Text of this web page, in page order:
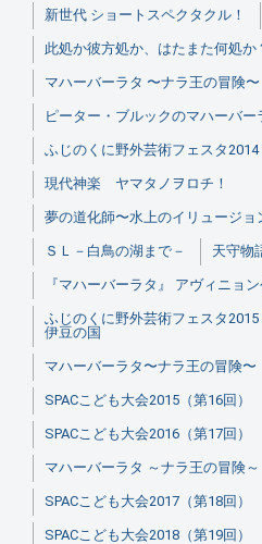
新世代 ショートスペクタクル！
此処か彼方処か、はたまた何処か
マハーバーラタ 〜ナラ王の冒険〜
ピーター・ブルックのマハーバー
ふじのくに野外芸術フェスタ
現代神楽 ヤマタノヲロチ！
夢の道化師〜水上のイリュージョ
ＳＬ－白鳥の湖まで－ 天守物
『マハーバーラタ』 アヴィニョ
ふじのくに野外芸術フェスタ
伊豆の国
マハーバーラタ〜ナラ王の冒険〜
SPACこども大会2015（第16回）
SPACこども大会2016（第17回）
マハーバーラタ ～ナラ王の冒険～
SPACこども大会2017（第18回）
SPACこども大会2018（第19回）